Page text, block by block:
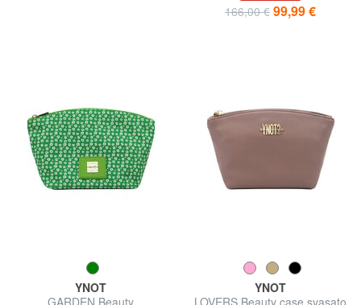
166,00 € 99,99 €
YNOT
GARDEN Beauty
YNOT
LOVERS Beauty case svasato